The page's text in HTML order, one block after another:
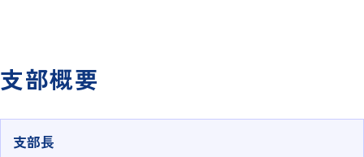
支部概要
支部長